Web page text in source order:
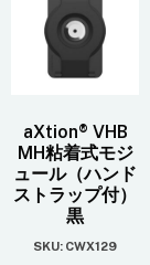
aXtion® VHB
MH粘着式モジ
ュール（ハンド
ストラップ付）
黒
SKU: CWX129